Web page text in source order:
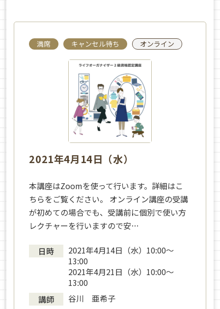
満席 キャンセル待ち オンライン
2021年4月14日（水）
本講座はZoomを使って行います。詳細はこ
ちらをご覧ください。 オンライン講座の受講
が初めての場合でも、受講前に個別で使い方
レクチャーを行いますので安…
日時
2021年4月14日（水）10:00〜
13:00
2021年4月21日（水）10:00〜
13:00
講師
谷川 亜希子